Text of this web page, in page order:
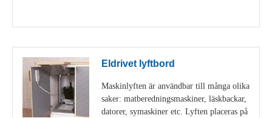
Eldrivet lyftbord
Maskinlyften är användbar till många olika
saker: matberedningsmaskiner, läskbackar,
datorer, symaskiner etc. Lyften placeras på